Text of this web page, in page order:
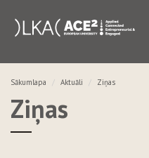
Sākumlapa Aktuāli Ziņas
Ziņas